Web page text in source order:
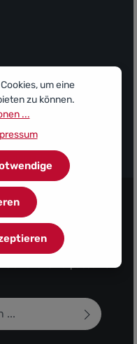
FC
und verpassen Sie
um eine
zu können.
...